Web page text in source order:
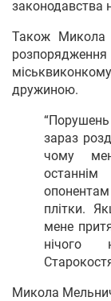
законодавства
Також Микола
дружиною.
зараз
чому
плітки.
мене
Микола